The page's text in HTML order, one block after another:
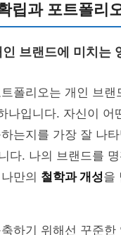
립과 포트폴리
브랜드에 미치는
폴리오는 개인 브랜
나입니다. 자신이 어
는지를 가장 잘 나
다. 나의 브랜드를
만의 철학과 개성을
하기 위해선 꾸준한